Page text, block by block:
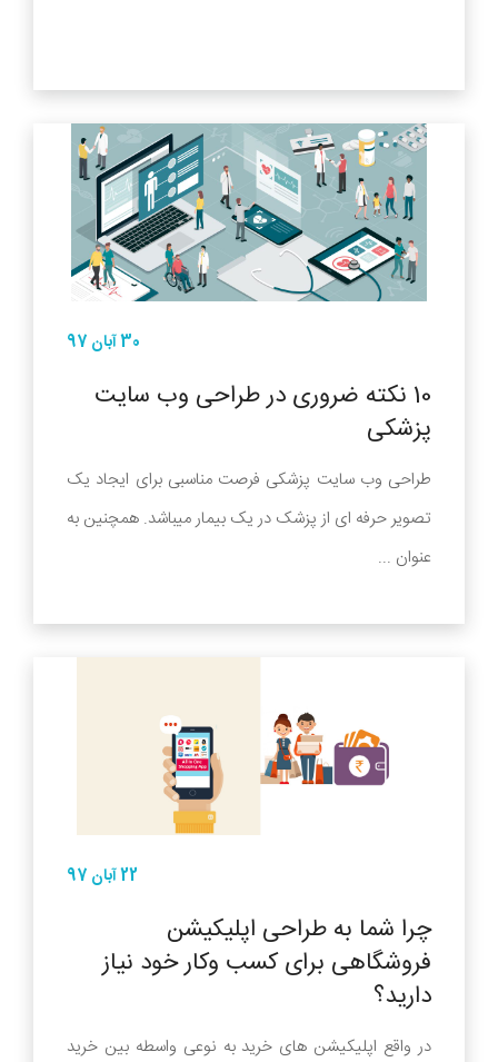
30 آبان 97
10 نکته ضروری در طراحی وب سایت
پزشکی
طراحی وب سایت پزشکی فرصت مناسبی برای ایجاد یک
تصویر حرفه ای از پزشک در یک بیمار میباشد. همچنین به
عنوان ...
22 آبان 97
چرا شما به طراحی اپلیکیشن
فروشگاهی برای کسب وکار خود نیاز
دارید؟
در واقع اپلیکیشن های خرید به نوعی واسطه بین خرید